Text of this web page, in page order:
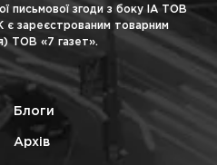
письмової згоди з боку ІА ТОВ
зареєстрованим товарним
ТОВ «7 газет».
Блоги
Архів